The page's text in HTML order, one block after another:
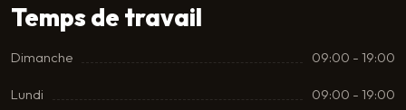
Temps de travail
Dimanche 09:00 - 19:00
Lundi 09:00 - 19:00